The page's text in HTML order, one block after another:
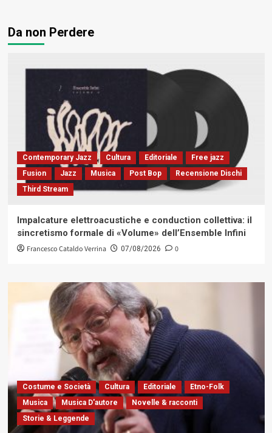
Da non Perdere
Contemporary Jazz Cultura Editoriale
Free jazz
Fusion
Jazz Musica Post Bop
Recensione Dischi
Third Stream
Impalcature elettroacustiche e conduction collettiva: il
sincretismo formale di «Volume» dell’Ensemble Infini
Francesco Cataldo Verrina 07/08/2026 0
Costume e Società Cultura Editoriale
Etno-Folk
Musica
Musica D'autore
Novelle & racconti
Storie & Leggende